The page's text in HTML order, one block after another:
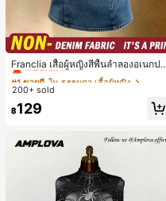
Franclia เสื้อผู้หญิงสีพื้นลำลองอเนกปร
ะสงค์สำหรับใส่ประจำวัน
#1 ขายดี ใน ธรรมดา เสื้อผู้หญิง
เกือบหมดแล้ว!
#1 ขายดี ใน ธรรมดา เสื้อผู้หญิง
เกือบหมดแล้ว!
#1 ขายดี ใน ธรรมดา เสื้อผู้หญิง
เกือบหมดแล้ว!
#1 ขายดี
200+ sold
฿129